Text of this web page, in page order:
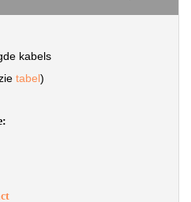
kabels
tabel)